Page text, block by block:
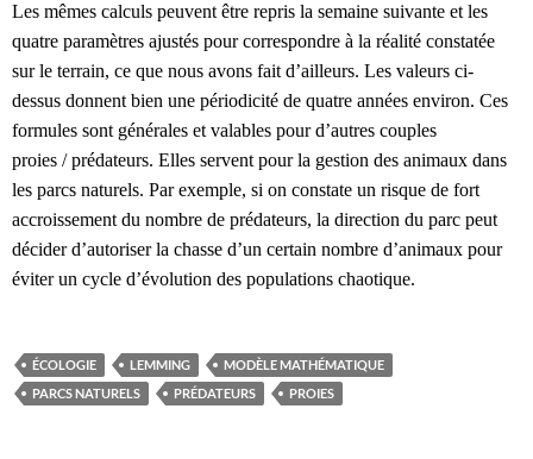
Les mêmes calculs peuvent être repris la semaine suivante et les
quatre paramètres ajustés pour correspondre à la réalité constatée
sur le terrain, ce que nous avons fait d’ailleurs. Les valeurs ci-
dessus donnent bien une périodicité de quatre années environ. Ces
formules sont générales et valables pour d’autres couples
proies / prédateurs. Elles servent pour la gestion des animaux dans
les parcs naturels. Par exemple, si on constate un risque de fort
accroissement du nombre de prédateurs, la direction du parc peut
décider d’autoriser la chasse d’un certain nombre d’animaux pour
éviter un cycle d’évolution des populations chaotique.
ÉCOLOGIE LEMMING
MODÈLE MATHÉMATIQUE
PARCS NATURELS
PRÉDATEURS PROIES